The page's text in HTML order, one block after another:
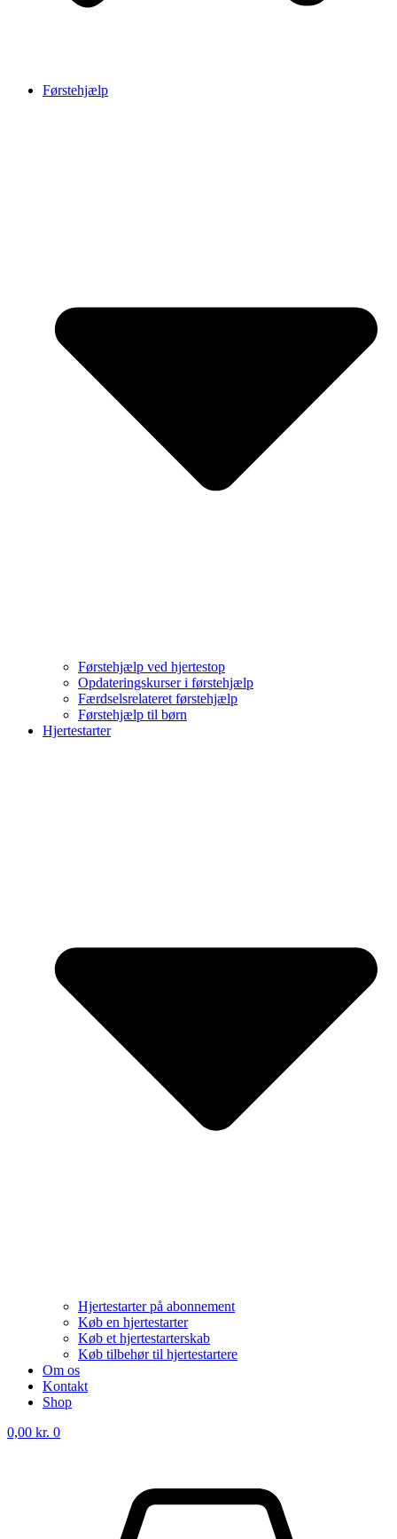
Førstehjælp
Førstehjælp ved hjertestop
Opdateringskurser i førstehjælp
Færdselsrelateret førstehjælp
Førstehjælp til børn
Hjertestarter
Hjertestarter på abonnement
Køb en hjertestarter
Køb et hjertestarterskab
Køb tilbehør til hjertestartere
Om os
Kontakt
Shop
0,00 kr. 0